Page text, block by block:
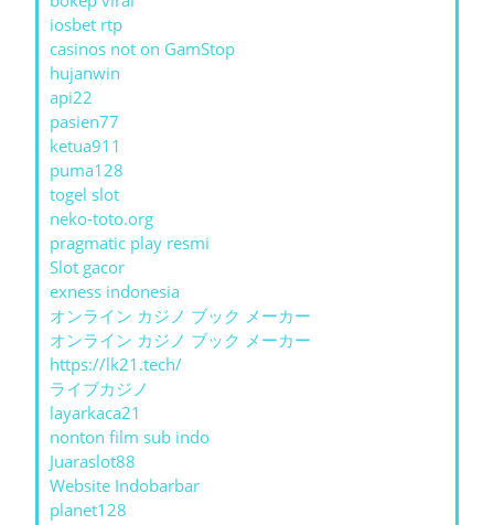
iosbet rtp
casinos not on GamStop
hujanwin
api22
pasien77
ketua911
puma128
togel slot
neko-toto.org
pragmatic play resmi
Slot gacor
exness indonesia
オンライン カジノ ブック メーカー
オンライン カジノ ブック メーカー
https://lk21.tech/
ライブカジノ
layarkaca21
nonton film sub indo
Juaraslot88
Website Indobarbar
planet128